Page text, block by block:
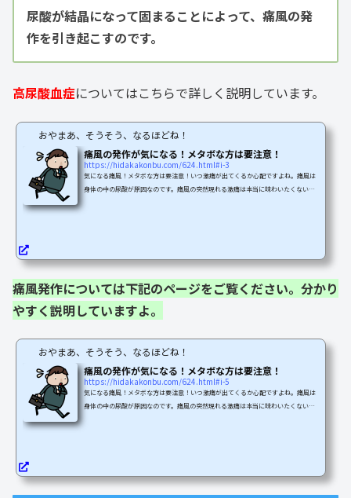
尿酸が結晶になって固まることによって、痛風の発
作を引き起こすのです。
高尿酸血症についてはこちらで詳しく説明しています。
おやまあ、そうそう、なるほどね！
痛風の発作が気になる！メタボな方は要注意！
https://hidakakonbu.com/624.html#i-3
気になる痛風！メタボな方は要注意！いつ激痛が出てくるか心配ですよね。痛風は
身体の中の尿酸が原因なのです。痛風の突然現れる激痛は本当に味わいたくないで
痛風発作については下記のページをご覧ください。分かり
やすく説明していますよ。
おやまあ、そうそう、なるほどね！
痛風の発作が気になる！メタボな方は要注意！
https://hidakakonbu.com/624.html#i-5
気になる痛風！メタボな方は要注意！いつ激痛が出てくるか心配ですよね。痛風は
身体の中の尿酸が原因なのです。痛風の突然現れる激痛は本当に味わいたくないで